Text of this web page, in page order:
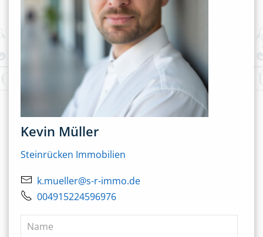
Kevin Müller
Steinrücken Immobilien
k.mueller@s-r-immo.de
004915224596976